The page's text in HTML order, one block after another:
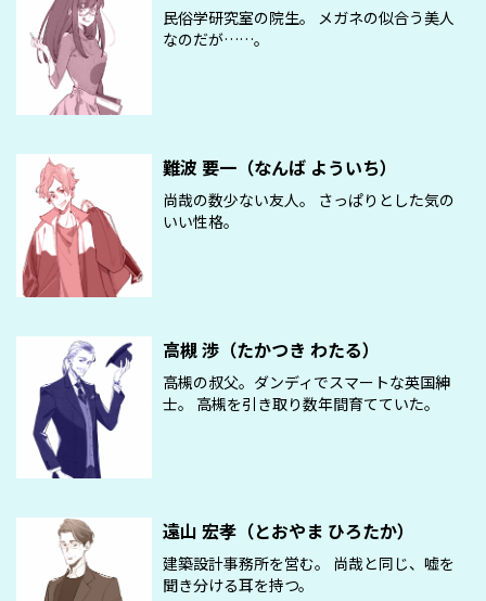
民俗学研究室の院生。 メガネの似合う美人
なのだが……。
難波 要一（なんば よういち）
尚哉の数少ない友人。 さっぱりとした気の
いい性格。
高槻 渉（たかつき わたる）
高槻の叔父。ダンディでスマートな英国紳
士。 高槻を引き取り数年間育てていた。
遠山 宏孝（とおやま ひろたか）
建築設計事務所を営む。 尚哉と同じ、嘘を
聞き分ける耳を持つ。